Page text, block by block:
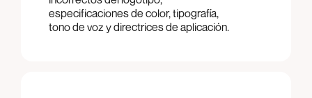
especificaciones de color, tipografía,
tono de voz y directrices de aplicación.